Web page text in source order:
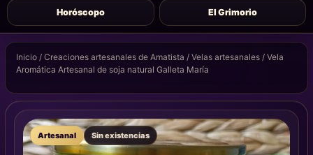
Horóscopo El Grimorio
Inicio / Creaciones artesanales de Amatista / Velas artesanales / Vela
Aromática Artesanal de soja natural Galleta María
Artesanal Sin existencias